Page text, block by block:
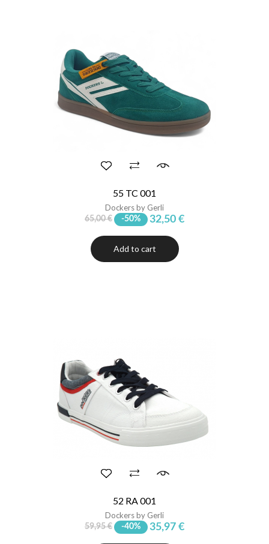
55 TC 001
Dockers by Gerli
65,00 € -50% 32,50 €
Add to cart
52 RA 001
Dockers by Gerli
59,95 € -40% 35,97 €